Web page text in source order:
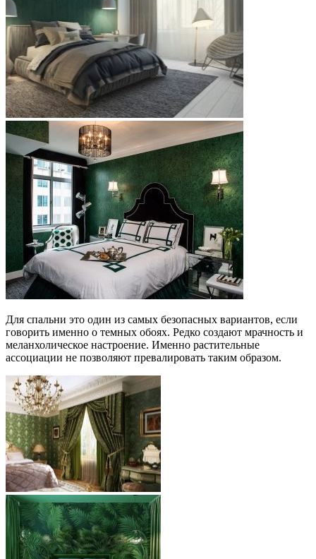
Для спальни это один из самых безопасных вариантов, если
говорить именно о темных обоях. Редко создают мрачность и
меланхолическое настроение. Именно растительные
ассоциации не позволяют превалировать таким образом.